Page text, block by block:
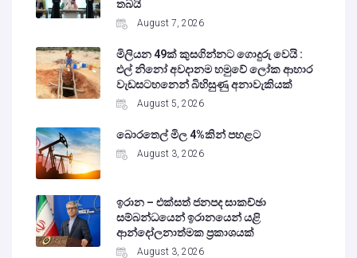
තබයි
August 7, 2026
මිලියන 49ක් කුසගින්නට ගොදුරු වෙයි :
එල් නිනෝ අවදානම හමුවේ ලෝක ආහාර
වැඩසටහනෙන් බිහිසුණු අනාවැකියක්
August 5, 2026
බොරතෙල් මිල 4%කින් පහළට
August 3, 2026
ඉරාන – එක්සත් ජනපද සාකච්ඡා
සම්බන්ධයෙන් ඉරානයෙන් යළි
ආන්දෝලනාත්මක ප්‍රකාශයක්
August 3, 2026